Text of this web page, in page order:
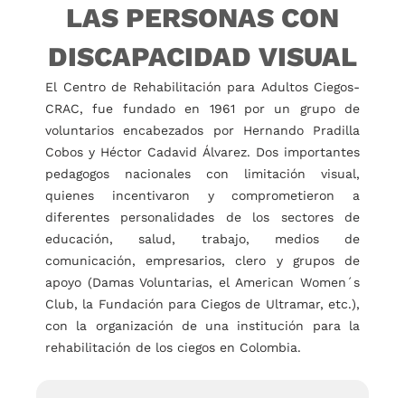
LAS PERSONAS CON
DISCAPACIDAD VISUAL
El Centro de Rehabilitación para Adultos Ciegos-
CRAC, fue fundado en 1961 por un grupo de
voluntarios encabezados por Hernando Pradilla
Cobos y Héctor Cadavid Álvarez. Dos importantes
pedagogos nacionales con limitación visual,
quienes incentivaron y comprometieron a
diferentes personalidades de los sectores de
educación, salud, trabajo, medios de
comunicación, empresarios, clero y grupos de
apoyo (Damas Voluntarias, el American Women´s
Club, la Fundación para Ciegos de Ultramar, etc.),
con la organización de una institución para la
rehabilitación de los ciegos en Colombia.